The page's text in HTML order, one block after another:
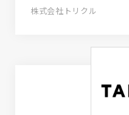
株式会社トリクル